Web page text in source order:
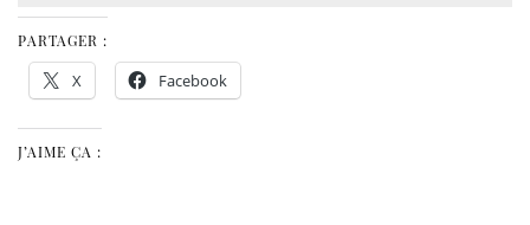
PARTAGER :
X Facebook
J’AIME ÇA :